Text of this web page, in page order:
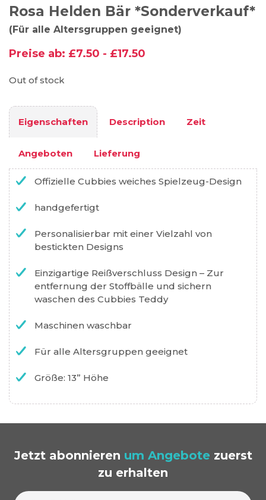
Rosa Helden Bär *Sonderverkauf*
(Für alle Altersgruppen geeignet)
Preise ab: £7.50 - £17.50
Out of stock
Eigenschaften Description Zeit
Angeboten Lieferung
Offizielle Cubbies weiches Spielzeug-Design
handgefertigt
Personalisierbar mit einer Vielzahl von
bestickten Designs
Einzigartige Reißverschluss Design – Zur
entfernung der Stoffbälle und sichern
waschen des Cubbies Teddy
Maschinen waschbar
Für alle Altersgruppen geeignet
Größe: 13” Höhe
Jetzt abonnieren um Angebote zuerst
zu erhalten